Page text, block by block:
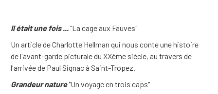
Il était une fois ..."La cage aux Fauves"
Un article de Charlotte Hellman qui nous conte une histoire
de l'avant-garde picturale du XXème siècle, au travers de
l'arrivée de Paul Signac à Saint-Tropez.
Grandeur nature"Un voyage en trois caps"